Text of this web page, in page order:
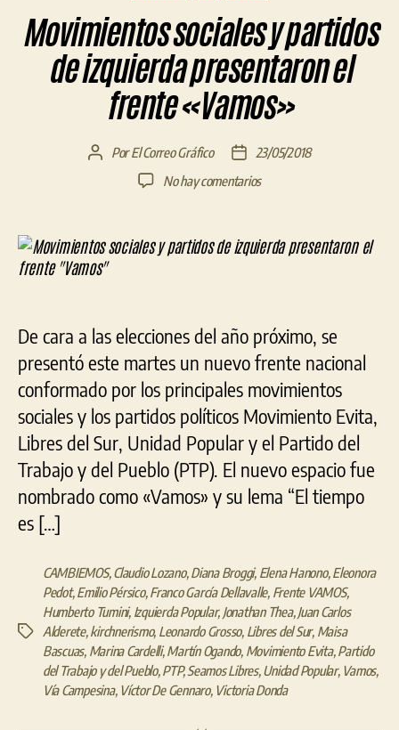
Movimientos sociales y partidos
de izquierda presentaron el
frente «Vamos»
AutorPorEl Correo Gráfico
Fecha
de
23/05/2018
No hay comentariosen
y
partidos
el
frente
«Vamos»
De cara a las elecciones del año próximo, se
presentó este martes un nuevo frente nacional
conformado por los principales movimientos
sociales y los partidos políticos Movimiento Evita,
Libres del Sur, Unidad Popular y el Partido del
Trabajo y del Pueblo (PTP). El nuevo espacio fue
nombrado como «Vamos» y su lema “El tiempo
es […]
Etiquetas
CAMBIEMOS,Claudio Lozano,Diana Broggi, Elena Hanono,Eleonora
Pedot,Emilio Pérsico,Franco García Dellavalle, Frente VAMOS,
Humberto Tumini, Izquierda Popular, Jonathan Thea,Juan Carlos
Alderete,kirchnerismo, Leonardo Grosso, Libres del Sur, Maisa
Bascuas, Marina Cardelli,Martín Ogando, Movimiento Evita,Partido
del Trabajo y del Pueblo,PTP,Seamos Libres,Unidad Popular, Vamos,
Vía Campesina, Víctor De Gennaro, Victoria Donda